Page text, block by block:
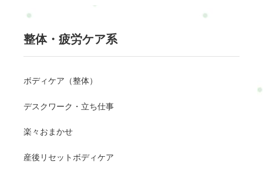
整体・疲労ケア系
ボディケア（整体）
デスクワーク・立ち仕事
楽々おまかせ
産後リセットボディケア